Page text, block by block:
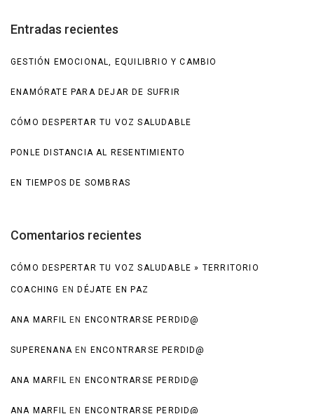
Entradas recientes
GESTIÓN EMOCIONAL, EQUILIBRIO Y CAMBIO
ENAMÓRATE PARA DEJAR DE SUFRIR
CÓMO DESPERTAR TU VOZ SALUDABLE
PONLE DISTANCIA AL RESENTIMIENTO
EN TIEMPOS DE SOMBRAS
Comentarios recientes
CÓMO DESPERTAR TU VOZ SALUDABLE » TERRITORIO
COACHING EN DÉJATE EN PAZ
ANA MARFIL EN ENCONTRARSE PERDID@
SUPERENANA EN ENCONTRARSE PERDID@
ANA MARFIL EN ENCONTRARSE PERDID@
ANA MARFIL EN ENCONTRARSE PERDID@